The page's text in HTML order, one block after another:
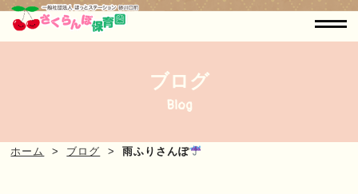
ブログ
Blog
ホーム ブログ 雨ふりさんぽ